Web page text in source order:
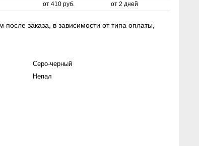
от 410 руб. от 2 дней
заказа, в зависимости от типа оплаты,
Серо-черный
Непал